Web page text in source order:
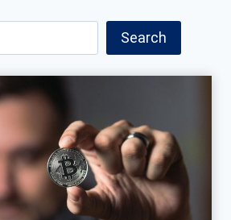
Search